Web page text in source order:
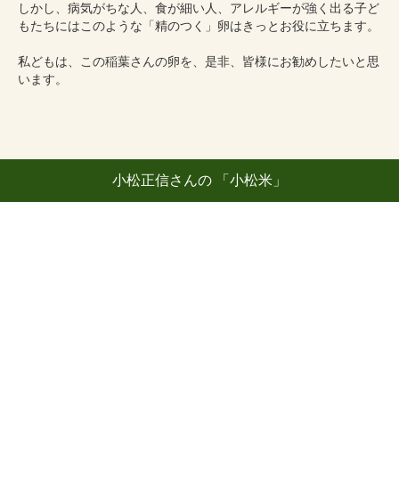
しかし、病気がちな人、食が細い人、アレルギーが強く出る子ど
もたちにはこのような「精のつく」卵はきっとお役に立ちます。
私どもは、この稲葉さんの卵を、是非、皆様にお勧めしたいと思
います。
小松正信さんの 「小松米」